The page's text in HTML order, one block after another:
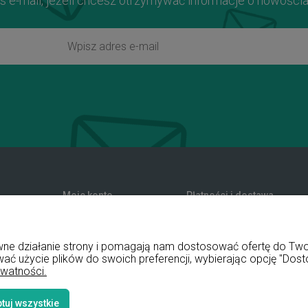
Moje konto
Przechowalnia
Płatności i dostawa
Koszty dostawy
Czas realizacji zamówienia
działanie strony i pomagają nam dostosować ofertę do
użycie plików do swoich preferencji, wybierając opcję
wszystkie